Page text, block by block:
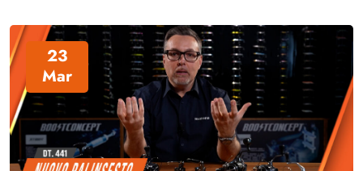
23
Mar